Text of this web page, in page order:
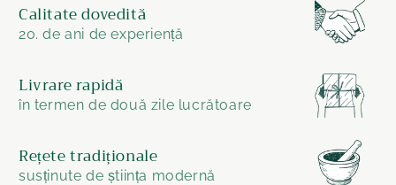
Calitate dovedită
20. de ani de experiență
Livrare rapidă
în termen de două zile lucrătoare
Rețete tradiționale
susținute de știința modernă